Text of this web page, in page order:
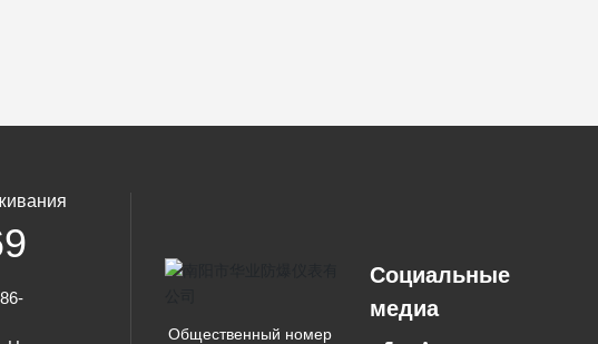
Общественный номер
Социальные
медиа